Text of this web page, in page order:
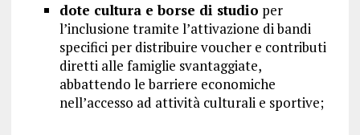
dote cultura e borse di studio per
l’inclusione tramite l’attivazione di bandi
specifici per distribuire voucher e contributi
diretti alle famiglie svantaggiate,
abbattendo le barriere economiche
nell’accesso ad attività culturali e sportive;